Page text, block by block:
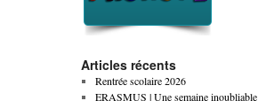
Articles récents
Rentrée scolaire 2026
ERASMUS | Une semaine inoubliable